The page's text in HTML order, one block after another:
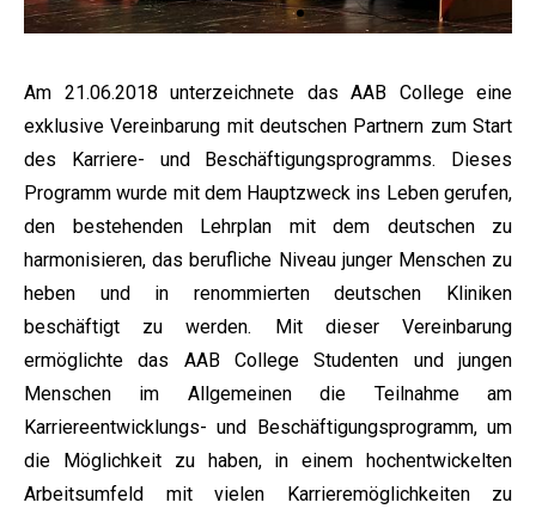
Am 21.06.2018 unterzeichnete das AAB College eine
exklusive Vereinbarung mit deutschen Partnern zum Start
des Karriere- und Beschäftigungsprogramms. Dieses
Programm wurde mit dem Hauptzweck ins Leben gerufen,
den bestehenden Lehrplan mit dem deutschen zu
harmonisieren, das berufliche Niveau junger Menschen zu
heben und in renommierten deutschen Kliniken
beschäftigt zu werden. Mit dieser Vereinbarung
ermöglichte das AAB College Studenten und jungen
Menschen im Allgemeinen die Teilnahme am
Karriereentwicklungs- und Beschäftigungsprogramm, um
die Möglichkeit zu haben, in einem hochentwickelten
Arbeitsumfeld mit vielen Karrieremöglichkeiten zu